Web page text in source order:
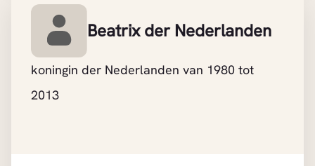
Beatrix der Nederlanden
koningin der Nederlanden van 1980 tot
2013